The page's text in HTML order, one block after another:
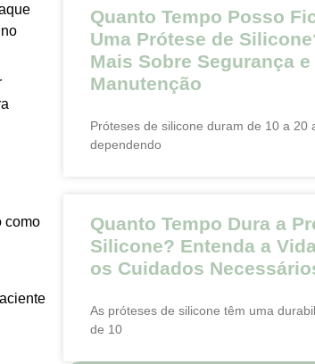
como
Quanto Tempo Posso
Uma Prótese de
Mais Sobre Segurança e
Manutenção
Próteses de silicone duram de 10 a 20
dependendo
Quanto Tempo Dura a
Silicone? Entenda a
os Cuidados
As próteses de silicone têm uma
de 10